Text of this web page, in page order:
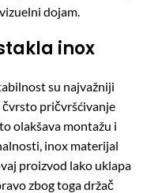
dojam.
inox
su najvažniji
pričvršćivanje
olakšava montažu i
inox materijal
proizvod lako uklapa
zbog toga držač